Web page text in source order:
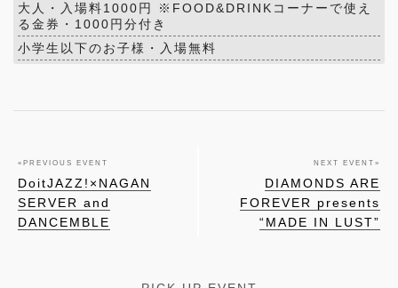
大人・入場料1000円 ※FOOD&DRINKコーナーで使え
る金券・1000円分付き
小学生以下のお子様・入場無料
« PREVIOUS EVENT
DoitJAZZ!×NAGAN
SERVER and
DANCEMBLE
NEXT EVENT »
DIAMONDS ARE
FOREVER presents
“MADE IN LUST”